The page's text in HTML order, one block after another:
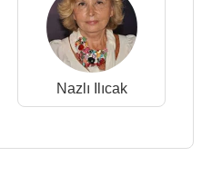
Nazlı Ilıcak